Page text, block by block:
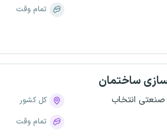
تمام وقت
ساختمان
انتخاب
کل کشور
تمام وقت